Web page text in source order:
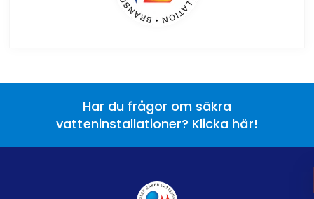
Har du frågor om säkra
vatteninstallationer? Klicka här!